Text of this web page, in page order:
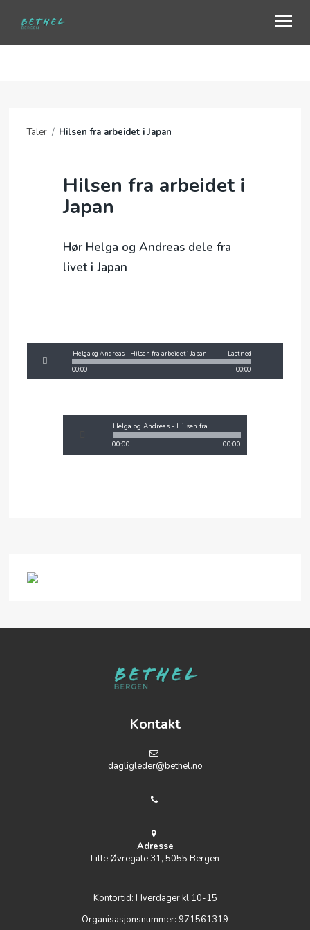
SJELESORG OG FORBØNN
NYHETER
Taler / Hilsen fra arbeidet i Japan
Hilsen fra arbeidet i
Japan
Hør Helga og Andreas dele fra
livet i Japan
00:00 00:00
Helga og Andreas - Hilsen fra arbeidet i Japan Last ned
00:00 00:00
Helga og Andreas - Hilsen fra arbeidet i Japan
Kontakt
dagligleder@bethel.no
Adresse
Lille Øvregate 31, 5055 Bergen
Kontortid: Hverdager kl 10-15
Organisasjonsnummer: 971561319